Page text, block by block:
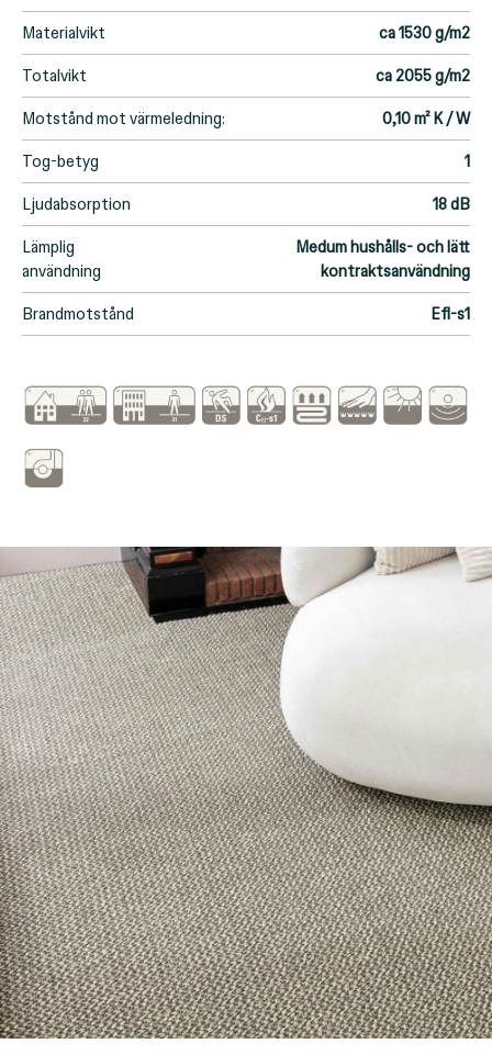
Materialvikt ca 1530 g/m2
Totalvikt ca 2055 g/m2
Motstånd mot värmeledning: 0,10 m² K / W
Tog-betyg 1
Ljudabsorption 18 dB
Lämplig
användning
Medum hushålls- och lätt
kontraktsanvändning
Brandmotstånd Efl-s1